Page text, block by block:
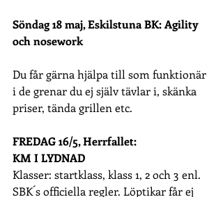
Söndag 18 maj, Eskilstuna BK: Agility
och nosework
Du får gärna hjälpa till som funktionär
i de grenar du ej själv tävlar i, skänka
priser, tända grillen etc.
FREDAG 16/5, Herrfallet:
KM I LYDNAD
Klasser: startklass, klass 1, 2 och 3 enl.
SBK´s officiella regler. Löptikar får ej